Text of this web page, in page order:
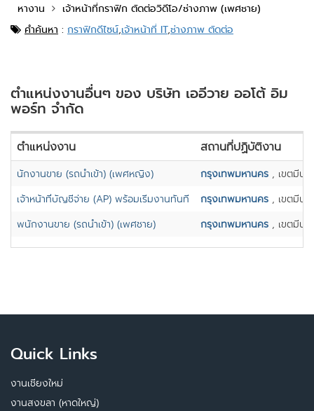
หางาน
เจ้าหน้าที่กราฟิก ตัดต่อวิดีโอ/ช่างภาพ (เพศชาย)
คำค้นหา : กราฟิกดีไซน์,เจ้าหน้าที่ IT,ช่างภาพ ตัดต่อ
ตำแหน่งงานอื่นๆ ของ บริษัท เออีวาย ออโต้ อิม
พอร์ท จำกัด
ตำแหน่งงาน สถานที่ปฏิบัติงาน
นักงานขาย (รถนำเข้า) (เพศหญิง) กรุงเทพมหานคร , เขตมีนบุ
เจ้าหน้าที่บัญชีจ่าย (AP) พร้อมเริ่มงานทันที
กรุงเทพมหานคร , เขตมีนบุ
พนักงานขาย (รถนำเข้า) (เพศชาย)
กรุงเทพมหานคร , เขตมีนบุ
Quick Links
งานเชียงใหม่
งานสงขลา (หาดใหญ่)